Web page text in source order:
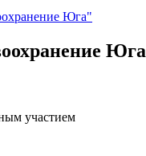
Юга"
Юга
участием